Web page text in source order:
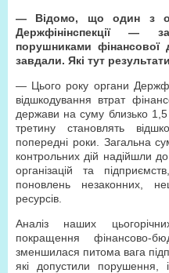
— Відомо, що один з
Держфінінспекції —
порушниками фінансової
завдали. Які тут
— Цього року органи
відшкодування втрат
держави на суму близько
третину становлять
попередні роки. Загальна
контрольних дій надійшли
організацій та
поновлень незаконних,
ресурсів.
Аналіз наших
покращення фінансово-
зменшилася питома вага
які допустили порушення,